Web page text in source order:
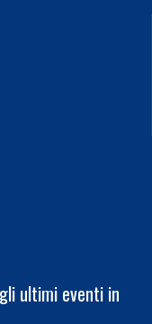
ultimi eventi in